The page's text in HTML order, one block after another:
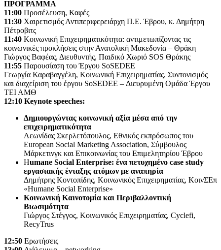
ΠΡΟΓΡΑΜΜΑ
11:00 Προσέλευση, Καφές
11:30 Χαιρετισμός Αντιπεριφερειάρχη Π.Ε. Έβρου, κ. Δημήτρη
Πέτροβιτς
11:40 Κοινωνική Επιχειρηματικότητα: αντιμετωπίζοντας τις
κοινωνικές προκλήσεις στην Ανατολική Μακεδονία – Θράκη
Γιώργος Βαφέας, Διευθυντής, Παιδικό Χωριό SOS Θράκης
11:55 Παρουσίαση του Έργου SoSEDEE
Γεωργία Καραβαγγέλη, Κοινωνική Επιχειρηματίας, Συντονισμός
και διαχείριση του έργου SoSEDEE – Διευρυμένη Ομάδα Έργου
ΤΕΙ ΑΜΘ
12:10 Keynote speeches:
Δημιουργώντας κοινωνική αξία μέσα από την
επιχειρηματικότητα
Λεωνίδας Σκερλετόπουλος, Εθνικός εκπρόσωπος του
European Social Marketing Association, Σύμβουλος
Μάρκετινγκ και Επικοινωνίας του Επιμελητηρίου Έβρου
Humane Social Enterprise: ένα πετυχημένο case study
εργασιακής ένταξης ατόμων με αναπηρία
Δημήτρης Κοντοπίδης, Κοινωνικός Επιχειρηματίας, ΚοινΣΕπ
«Humane Social Enterprise»
Κοινωνική Καινοτομία και Περιβαλλοντική
Βιωσιμότητα
Γιώργος Στέγγος, Κοινωνικός Επιχειρηματίας, Cyclefi,
RecyTrus
12:50 Ερωτήσεις